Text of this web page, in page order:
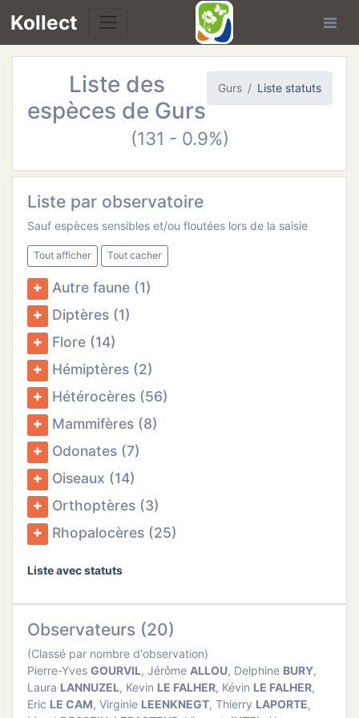
Kollect
Gurs Liste statuts
Liste des
espèces de Gurs
(131 - 0.9%)
Liste par observatoire
Sauf espèces sensibles et/ou floutées lors de la saisie
Tout afficher Tout cacher
Autre faune (1)
Diptères (1)
Flore (14)
Hémiptères (2)
Hétérocères (56)
Mammifères (8)
Odonates (7)
Oiseaux (14)
Orthoptères (3)
Rhopalocères (25)
Liste avec statuts
Observateurs (20)
(Classé par nombre d'observation)
Pierre-Yves GOURVIL, Jérôme ALLOU, Delphine BURY,
Laura LANNUZEL, Kevin LE FALHER, Kévin LE FALHER,
Eric LE CAM, Virginie LEENKNEGT, Thierry LAPORTE,